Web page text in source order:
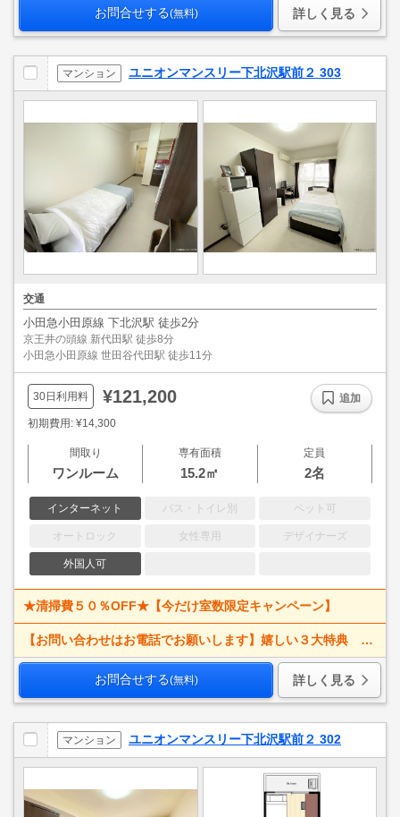
お問合せする(無料) 詳しく見る
マンション ユニオンマンスリー下北沢駅前２ 303
交通
小田急小田原線 下北沢駅 徒歩2分
京王井の頭線 新代田駅 徒歩8分
小田急小田原線 世田谷代田駅 徒歩11分
30日利用料 ¥121,200
初期費用: ¥14,300
間取り
ワンルーム
専有面積
15.2㎡
定員
2名
インターネット バス・トイレ別 ペット可
オートロック 女性専用 デザイナーズ
外国人可
追加
★清掃費５０％OFF★【今だけ室数限定キャンペーン】
【お問い合わせはお電話でお願いします】嬉しい３大特典 賃料大幅値下げ！ 寝具一式＆ベッドメイキング無料＋α
お問合せする(無料) 詳しく見る
マンション ユニオンマンスリー下北沢駅前２ 302